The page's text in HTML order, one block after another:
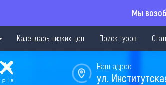
Мы
Календарь низких цен Поиск туров
Наш адрес
ул.